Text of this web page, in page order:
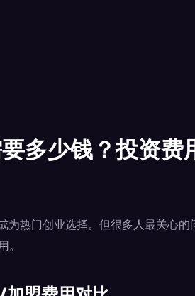
多少钱？投资费
热门创业选择。但很多人最关心的
。